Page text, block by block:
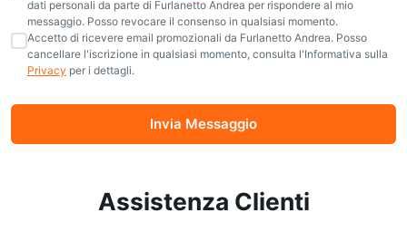
dati personali da parte di Furlanetto Andrea per rispondere al mio
messaggio. Posso revocare il consenso in qualsiasi momento.
Accetto di ricevere email promozionali da Furlanetto Andrea. Posso
cancellare l'iscrizione in qualsiasi momento, consulta l'Informativa sulla
Privacy per i dettagli.
Invia Messaggio
Assistenza Clienti